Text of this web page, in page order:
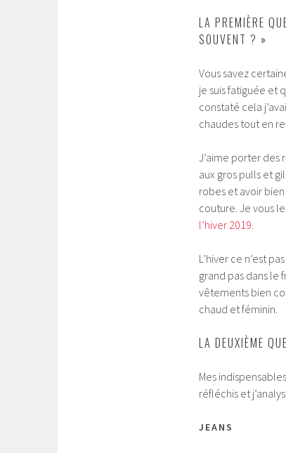
LA PREMIÈRE
SOUVENT ? »
Vous savez
je suis fatiguée et
constaté cela
chaudes tout en
J’aime porter des
aux gros pulls et
robes et avoir
couture. Je vous
l’hiver 2019.
L’hiver ce n’est
grand pas dans le
vêtements bien
chaud et féminin.
LA DEUXIÈME
Mes
réfléchis et
JEANS